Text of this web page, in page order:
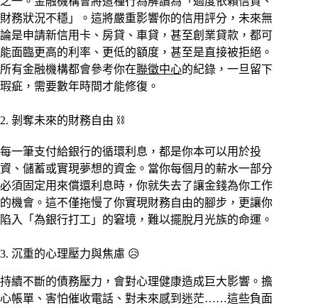
財務狀況不穩」。這將嚴重影響你的信用評分，未來無
論是申請新信用卡、房貸、車貸，甚至創業貸款，都可
能面臨更高的利率、更低的額度，甚至是直接被拒絕。
所有金融機構都會參考你在聯徵中心的紀錄，一旦留下
瑕疵，需要數年時間才能修復。
2. 剝奪未來的財務自由 ⛓️
每一筆支付給銀行的循環利息，都是你本可以用於投
資、儲蓄或實現夢想的資金。當你每個月的薪水一部分
必須固定用來償還利息時，你就失去了讓金錢為你工作
的機會。這不僅拖慢了你實現財務自由的腳步，更讓你
陷入「為銀行打工」的窘境，難以擺脫月光族的命運。
3. 沉重的心理壓力與焦慮 😥
持續不斷的債務壓力，會對心理健康造成巨大影響。擔
心帳單、害怕催收電話、對未來感到迷茫……這些負面